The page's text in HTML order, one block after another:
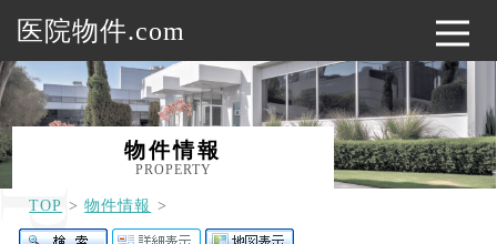
医院物件.com
物件情報
PROPERTY
TOP 物件情報